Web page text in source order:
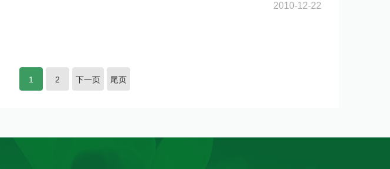
2010-12-22
1 2 下一页 尾页